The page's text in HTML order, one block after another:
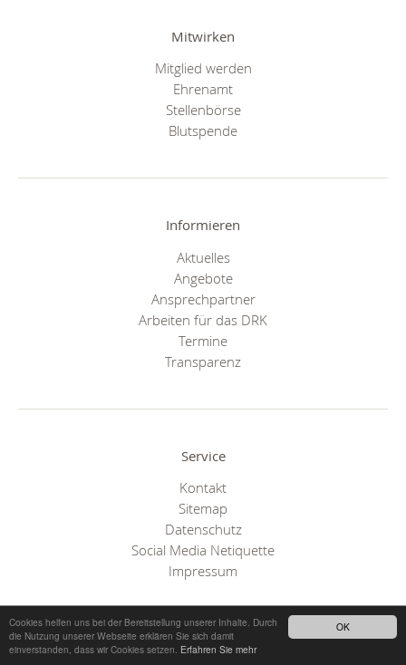
OK
Cookies helfen uns bei der Bereitstellung unserer Inhalte. Durch
die Nutzung unserer Webseite erklären Sie sich damit
einverstanden, dass wir Cookies setzen. Erfahren Sie mehr
Mitwirken
Mitglied werden
Ehrenamt
Stellenbörse
Blutspende
Informieren
Aktuelles
Angebote
Ansprechpartner
Arbeiten für das DRK
Termine
Transparenz
Service
Kontakt
Sitemap
Datenschutz
Social Media Netiquette
Impressum